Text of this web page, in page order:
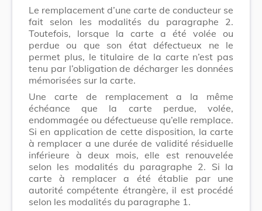
Le remplacement d’une carte de conducteur se
fait selon les modalités du paragraphe 2.
Toutefois, lorsque la carte a été volée ou
perdue ou que son état défectueux ne le
permet plus, le titulaire de la carte n’est pas
tenu par l’obligation de décharger les données
mémorisées sur la carte.
Une carte de remplacement a la même
échéance que la carte perdue, volée,
endommagée ou défectueuse qu’elle remplace.
Si en application de cette disposition, la carte
à remplacer a une durée de validité résiduelle
inférieure à deux mois, elle est renouvelée
selon les modalités du paragraphe 2. Si la
carte à remplacer a été établie par une
autorité compétente étrangère, il est procédé
selon les modalités du paragraphe 1.